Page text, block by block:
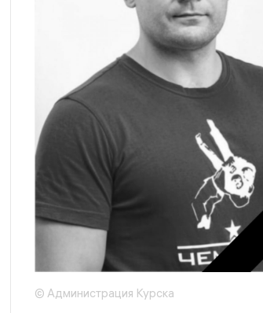
© Администрация Курска